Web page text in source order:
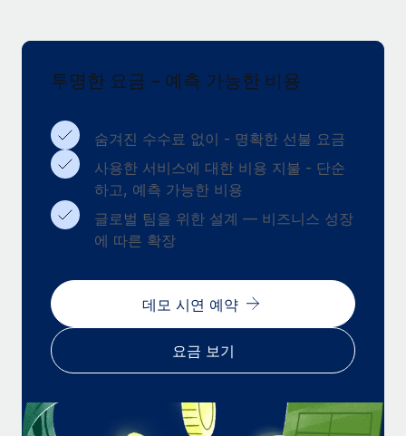
직원 해외 이전을 간편하게 처리
복리후생
손쉬운 직원 복리후생 관리
트너십을 맺은 Reverse Tech
Tech는 Remote와 파트너십을 맺고 글로벌 계약직 인력 및 미국
급여 관리를 통해 국제 노동법...
자세히 알아보기
세금
블로그 둘러보기
블로그
Remote 제품 관련 소식: Gusto 및 Xero와의 통합과
Remote Contractor Management Plus
Remote의 사명은 모든 규모의 기업이 전 세계 어디서든 업무에 가
자세히 알아보기
Shootsta가 Remote를 통해 네 개의 시장에서 글로벌
비디오 콘텐츠를 활용한 마케팅이 계속해서 인기를 끌면서, 기업들
투명한 요금 - 예측 가능한 비용
숨겨진 수수료 없이 - 명확한 선불 요금
사용한 서비스에 대한 비용 지불 - 단순
하고, 예측 가능한 비용
글로벌 팀을 위한 설계 — 비즈니스 성장
에 따른 확장
데모 시연 예약
요금 보기